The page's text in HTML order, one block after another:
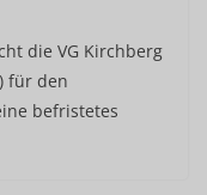
die VG Kirchberg
für den
befristetes